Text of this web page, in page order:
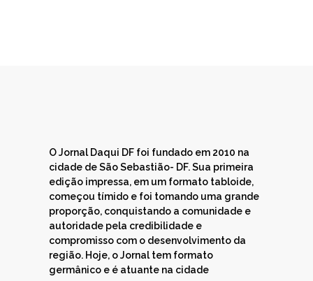
O Jornal Daqui DF foi fundado em 2010 na
cidade de São Sebastião- DF. Sua primeira
edição impressa, em um formato tabloide,
começou tímido e foi tomando uma grande
proporção, conquistando a comunidade e
autoridade pela credibilidade e
compromisso com o desenvolvimento da
região. Hoje, o Jornal tem formato
germânico e é atuante na cidade